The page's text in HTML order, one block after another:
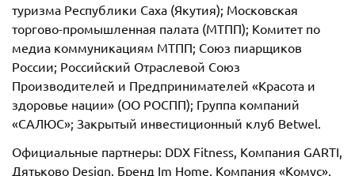
туризма Республики Саха (Якутия); Московская
торгово-промышленная палата (МТПП); Комитет по
медиа коммуникациям МТПП; Союз пиарщиков
России; Российский Отраслевой Союз
Производителей и Предпринимателей «Красота и
здоровье нации» (ОО РОСПП); Группа компаний
«САЛЮС»; Закрытый инвестиционный клуб Betwel.
Официальные партнеры: DDX Fitness, Компания GARTI,
Дятьково Design, Бренд Im Home, Компания «Комус»,